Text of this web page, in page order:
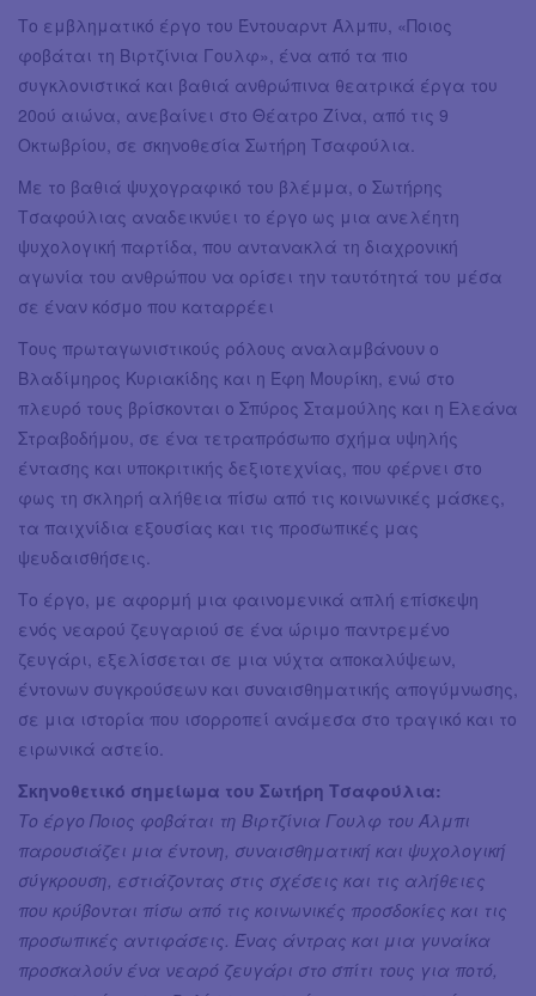
Το εμβληματικό έργο του Έντουαρντ Άλμπυ, «Ποιος
φοβάται τη Βιρτζίνια Γουλφ», ένα από τα πιο
συγκλονιστικά και βαθιά ανθρώπινα θεατρικά έργα του
20ού αιώνα, ανεβαίνει στο Θέατρο Ζίνα, από τις 9
Οκτωβρίου, σε σκηνοθεσία Σωτήρη Τσαφούλια.
Με το βαθιά ψυχογραφικό του βλέμμα, ο Σωτήρης
Τσαφούλιας αναδεικνύει το έργο ως μια ανελέητη
ψυχολογική παρτίδα, που αντανακλά τη διαχρονική
αγωνία του ανθρώπου να ορίσει την ταυτότητά του μέσα
σε έναν κόσμο που καταρρέει
Τους πρωταγωνιστικούς ρόλους αναλαμβάνουν ο
Βλαδίμηρος Κυριακίδης και η Έφη Μουρίκη, ενώ στο
πλευρό τους βρίσκονται ο Σπύρος Σταμούλης και η Ελεάνα
Στραβοδήμου, σε ένα τετραπρόσωπο σχήμα υψηλής
έντασης και υποκριτικής δεξιοτεχνίας, που φέρνει στο
φως τη σκληρή αλήθεια πίσω από τις κοινωνικές μάσκες,
τα παιχνίδια εξουσίας και τις προσωπικές μας
ψευδαισθήσεις.
Το έργο, με αφορμή μια φαινομενικά απλή επίσκεψη
ενός νεαρού ζευγαριού σε ένα ώριμο παντρεμένο
ζευγάρι, εξελίσσεται σε μια νύχτα αποκαλύψεων,
έντονων συγκρούσεων και συναισθηματικής απογύμνωσης,
σε μια ιστορία που ισορροπεί ανάμεσα στο τραγικό και το
ειρωνικά αστείο.
Σκηνοθετικό σημείωμα του Σωτήρη Τσαφούλια:
Το έργο Ποιος φοβάται τη Βιρτζίνια Γουλφ του Άλμπι
παρουσιάζει μια έντονη, συναισθηματική και ψυχολογική
σύγκρουση, εστιάζοντας στις σχέσεις και τις αλήθειες
που κρύβονται πίσω από τις κοινωνικές προσδοκίες και τις
προσωπικές αντιφάσεις. Ένας άντρας και μια γυναίκα
προσκαλούν ένα νεαρό ζευγάρι στο σπίτι τους για ποτό,